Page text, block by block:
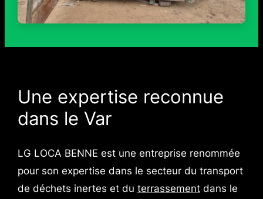
Une expertise reconnue
dans le Var
LG LOCA BENNE est une entreprise renommée
pour son expertise dans le secteur du transport
de déchets inertes et du terrassementdans le